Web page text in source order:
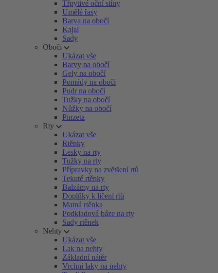
Třpytivé oční stíny
Umělé řasy
Barva na obočí
Kajal
Sady
Obočí
Ukázat vše
Barvy na obočí
Gely na obočí
Pomády na obočí
Pudr na obočí
Tužky na obočí
Nůžky na obočí
Pinzeta
Rty
Ukázat vše
Rtěnky
Lesky na rty
Tužky na rty
Přípravky na zvětšení rtů
Tekuté rtěnky
Balzámy na rty
Doplňky k líčení rtů
Matná rtěnka
Podkladová báze na rty
Sady rtěnek
Nehty
Ukázat vše
Lak na nehty
Základní nátěr
Vrchní laky na nehty